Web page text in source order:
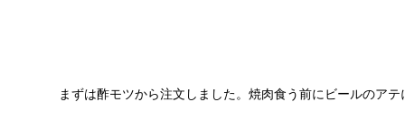
まずは酢モツから注文しました。焼肉食う前にビールのア